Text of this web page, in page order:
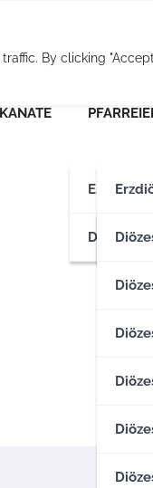
By clicking
Diözesen